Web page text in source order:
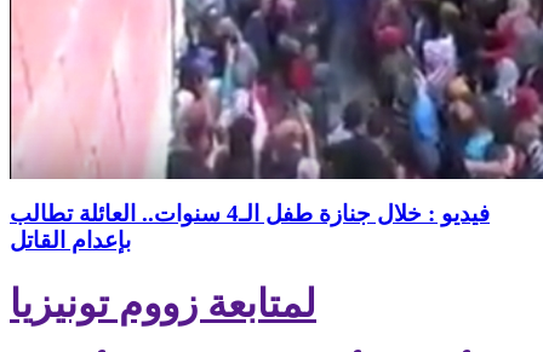
فيديو : خلال جنازة طفل الـ4 سنوات.. العائلة تطالب
بإعدام القاتل
لمتابعة زووم تونيزيا